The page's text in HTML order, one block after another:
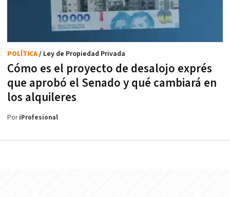
Cómo es el proyecto de desalojo exprés
que aprobó el Senado y qué cambiará en
los alquileres
POLÍTICA/ Ley de Propiedad Privada
PoriProfesional